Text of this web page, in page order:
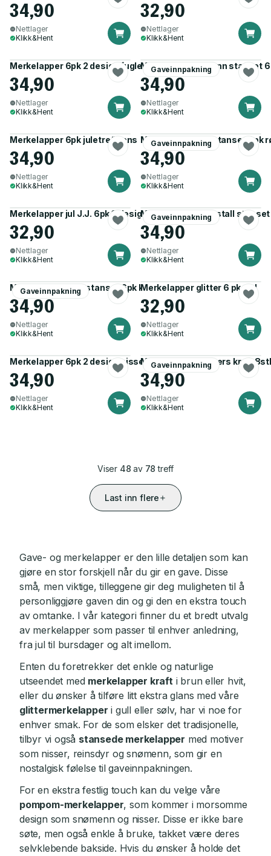
34,90
Nettlager
Klikk&Hent
32,90
Nettlager
Klikk&Hent
Merkelapper 6pk 2 design fugler
34,90
Nettlager
Klikk&Hent
Gaveinnpakning
Merkelapp snømann stanset
34,90
Nettlager
Klikk&Hent
Merkelapper 6pk juletre/krans
34,90
Nettlager
Klikk&Hent
Gaveinnpakning
Merkelapp nisse stanset 6pk
34,90
Nettlager
Klikk&Hent
Merkelapper jul J.J. 6pk 3 design i eske
32,90
Nettlager
Klikk&Hent
Gaveinnpakning
Merkelapp snøkrystall
34,90
Nettlager
Klikk&Hent
Gaveinnpakning
Merkelapp juletre stanset 6pk kraft
34,90
Nettlager
Klikk&Hent
Merkelapper glitter 6 pk rød
32,90
Nettlager
Klikk&Hent
Merkelapper 6pk 2 design nisse
34,90
Nettlager
Klikk&Hent
Gaveinnpakning
Merkelapper stickers kraft
34,90
Nettlager
Klikk&Hent
Viser 48 av 78 treff
Last inn flere
Gave- og merkelapper er den lille detaljen som kan
gjøre en stor forskjell når du gir en gave. Disse
små, men viktige, tilleggene gir deg muligheten til å
personliggjøre gaven din og gi den en ekstra touch
av omtanke. I vår kategori finner du et bredt utvalg
av merkelapper som passer til enhver anledning,
fra jul til bursdager og alt imellom.
Enten du foretrekker det enkle og naturlige
utseendet med merkelapper krafti brun eller hvit,
eller du ønsker å tilføre litt ekstra glans med våre
glittermerkelapper i gull eller sølv, har vi noe for
enhver smak. For de som elsker det tradisjonelle,
tilbyr vi også stansede merkelapper med motiver
som nisser, reinsdyr og snømenn, som gir en
nostalgisk følelse til gaveinnpakningen.
For en ekstra festlig touch kan du velge våre
pompom-merkelapper, som kommer i morsomme
design som snømenn og nisser. Disse er ikke bare
søte, men også enkle å bruke, takket være deres
selvklebende bakside. Hvis du ønsker å holde det